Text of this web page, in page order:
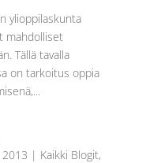
ylioppilaskunta
mahdolliset
Tällä tavalla
on tarkoitus oppia
2013 | Kaikki Blogit,